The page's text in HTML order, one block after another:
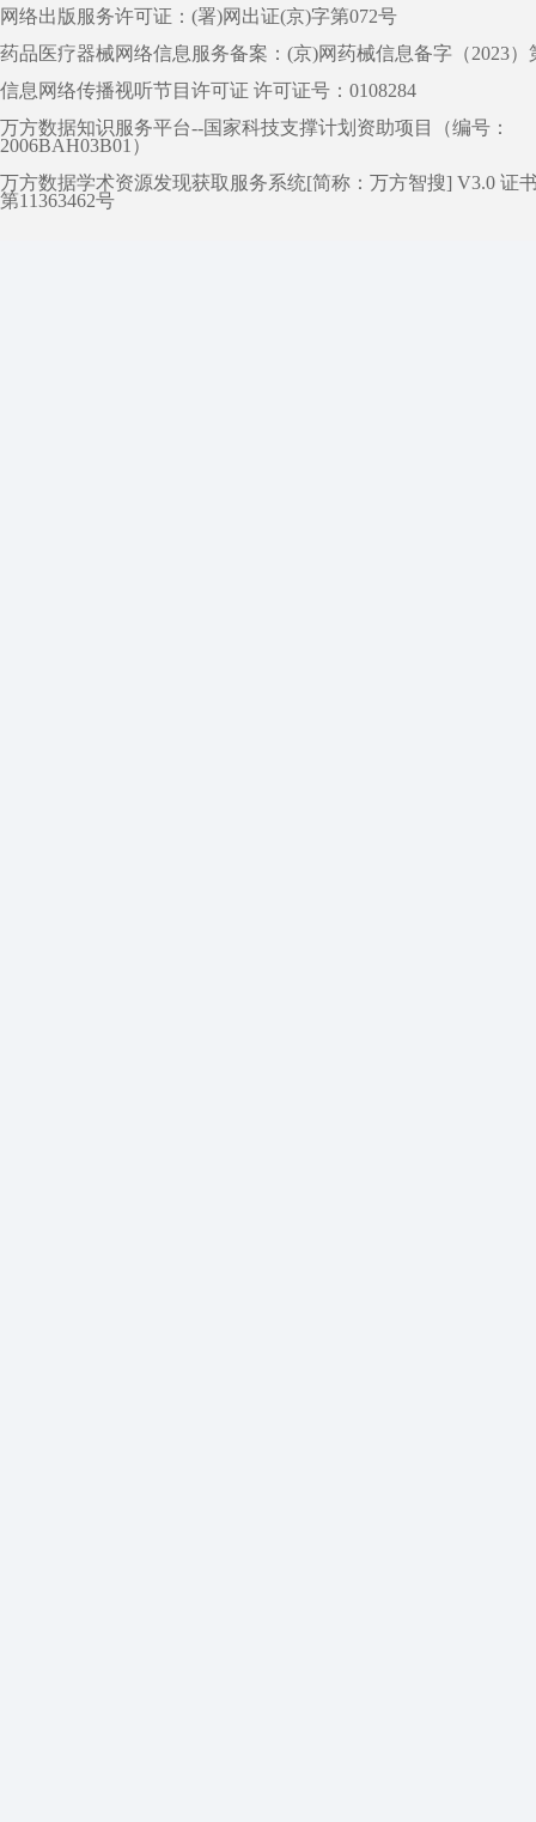
网络出版服务许可证：(署)网出证(京)字第072号
药品医疗器械网络信息服务备案：(京)网药械信息备字（2023）
信息网络传播视听节目许可证 许可证号：0108284
万方数据知识服务平台--国家科技支撑计划资助项目（编号：
2006BAH03B01）
万方数据学术资源发现获取服务系统[简称：万方智搜] V3.0 证
第11363462号